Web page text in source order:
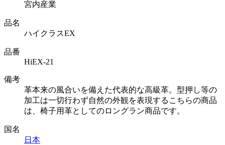
宮内産業
品名
ハイクラスEX
品番
HiEX-21
備考
革本来の風合いを備えた代表的な高級革。型押し等の
加工は一切行わず自然の外観を表現するこちらの商品
は、椅子用革としてのロングラン商品です。
国名
日本